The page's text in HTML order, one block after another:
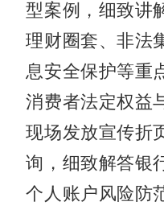
型案例，细致讲
理财圈套、非法
息安全保护等重
消费者法定权益
现场发放宣传折
询，细致解答银
个人账户风险防